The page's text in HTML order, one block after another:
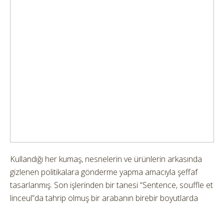
Kullandığı her kumaş, nesnelerin ve ürünlerin arkasında
gizlenen politikalara gönderme yapma amacıyla şeffaf
tasarlanmış. Son işlerinden bir tanesi “Sentence, souffle et
linceul”da tahrip olmuş bir arabanın birebir boyutlarda